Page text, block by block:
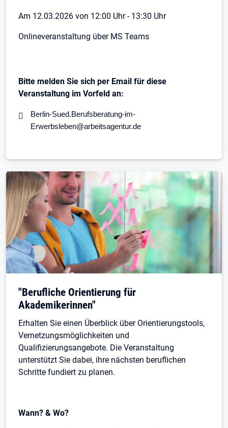
Am 12.03.2026 von 12:00 Uhr - 13:30 Uhr
Onlineveranstaltung über MS Teams
Bitte melden Sie sich per Email für diese
Veranstaltung im Vorfeld an:
Berlin-Sued.Berufsberatung-im-
Erwerbsleben@arbeitsagentur.de
"Berufliche Orientierung für
Akademikerinnen"
Erhalten Sie einen Überblick über Orientierungstools,
Vernetzungsmöglichkeiten und
Qualifizierungsangebote. Die Veranstaltung
unterstützt Sie dabei, ihre nächsten beruflichen
Schritte fundiert zu planen.
Wann? & Wo?